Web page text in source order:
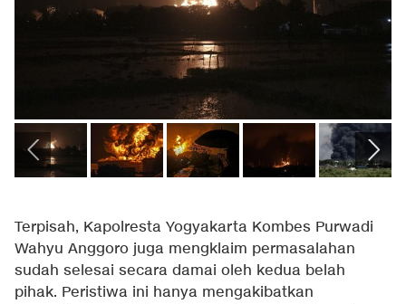
Terpisah, Kapolresta Yogyakarta Kombes Purwadi
Wahyu Anggoro juga mengklaim permasalahan
sudah selesai secara damai oleh kedua belah
pihak. Peristiwa ini hanya mengakibatkan